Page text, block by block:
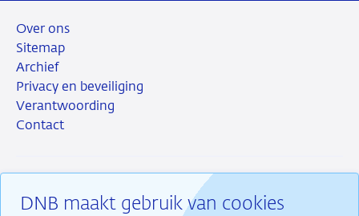
DNB maakt gebruik van cookies
Over ons
Sitemap
Archief
Privacy en beveiliging
Verantwoording
Contact
RSS InstagramLinkedin
X